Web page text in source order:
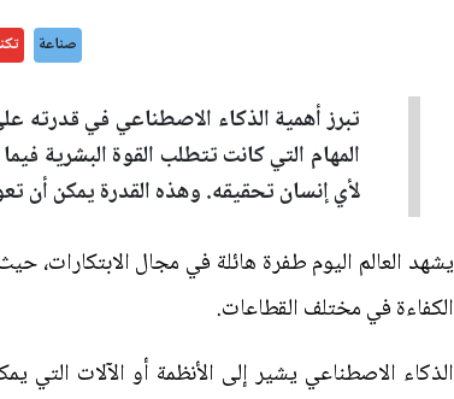
صناعة
تبرز أهمية الذكاء الاصطناعي في قدرته
المهام التي كانت تتطلب القوة البشرية
لأي إنسان تحقيقه. وهذه القدرة يمكن أن
يشهد العالم اليوم طفرة هائلة في مجال الابتكارات،
الكفاءة في مختلف القطاعات.
الذكاء الاصطناعي يشير إلى الأنظمة أو الآلات التي